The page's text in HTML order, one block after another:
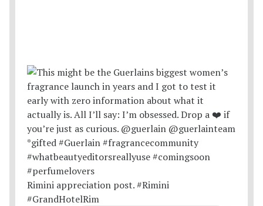
Rimini appreciation post. #Rimini
#GrandHotelRim